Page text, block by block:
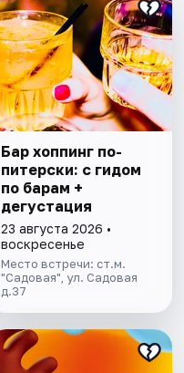
Бар хоппинг по-
питерски: с гидом
по барам +
дегустация
23 августа 2026 •
воскресенье
Место встречи: ст.м.
"Садовая", ул. Садовая
д.37